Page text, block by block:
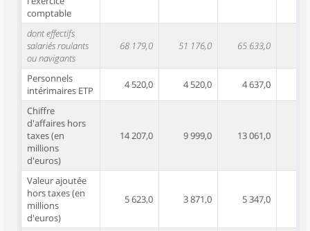
comptable
dont effectifs
salariés roulants
ou navigants
68 179,0 51 176,0 65 633,0
Personnels
intérimaires ETP
4 520,0 4 520,0 4 637,0
Chiffre
d'affaires hors
taxes (en
millions
d'euros)
14 207,0 9 999,0 13 061,0
Valeur ajoutée
hors taxes (en
millions
d'euros)
5 623,0 3 871,0 5 347,0